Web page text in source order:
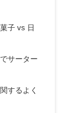
子 vs 日
サーター
するよく